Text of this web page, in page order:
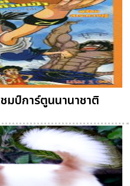
มป์การ์ตูนนานาชาติ